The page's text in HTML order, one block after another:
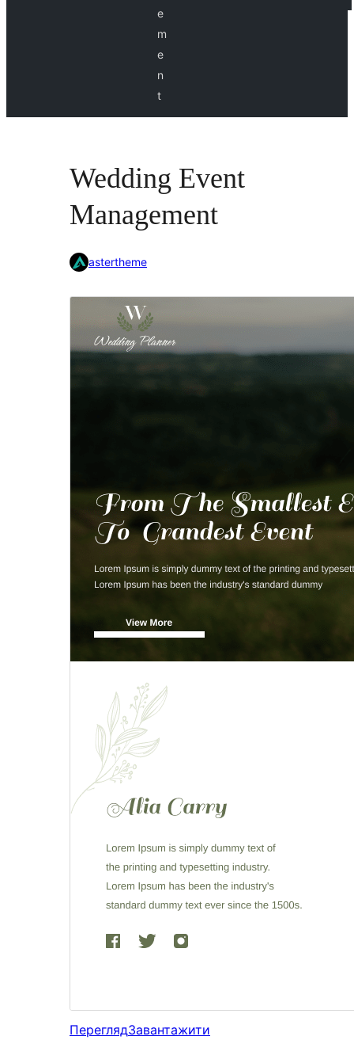
e
m
e
n
t
Wedding Event
Management
astertheme
ПереглядЗавантажити